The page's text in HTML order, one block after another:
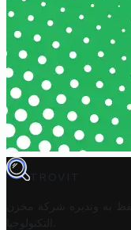
TROVIT
به وتديره
شركة مخزن
التكنولوجيا